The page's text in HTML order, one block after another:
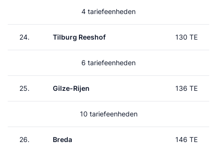
4 tariefeenheden
24. Tilburg Reeshof 130 TE
6 tariefeenheden
25. Gilze-Rijen 136 TE
10 tariefeenheden
26. Breda 146 TE